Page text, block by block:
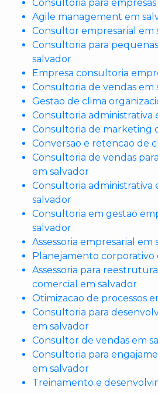
Consultoria para
Agile management em
Consultor empresarial em
Consultoria para
salvador
Empresa consultoria
Consultoria de vendas em
Gestao de clima
Consultoria administrativa
Consultoria de marketing
Conversao e retencao de
Consultoria de vendas
em salvador
Consultoria administrativa
salvador
Consultoria em gestao
salvador
Assessoria empresarial em
Planejamento corporativo
Assessoria para
comercial em salvador
Otimizacao de processos
Consultoria para
em salvador
Consultor de vendas em
Consultoria para
em salvador
Treinamento e